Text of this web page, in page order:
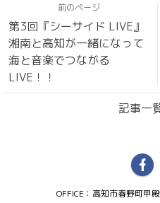
前のページ
第3回『シーサイド LIVE』
湘南と高知が一緒になって
海と音楽でつながる
LIVE！！
記事一
OFFICE：高知市春野町甲